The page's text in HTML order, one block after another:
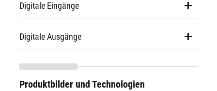
Digitale Eingänge
Digitale Ausgänge
Produktbilder und Technologien